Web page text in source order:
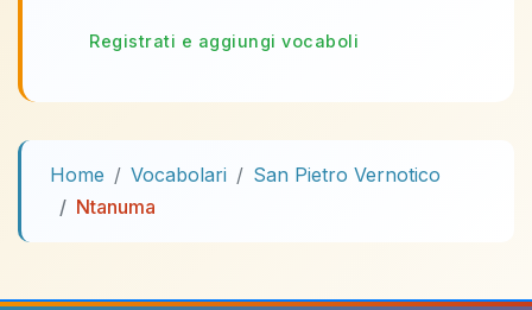
Registrati e aggiungi vocaboli
Home Vocabolari
San Pietro Vernotico
Ntanuma